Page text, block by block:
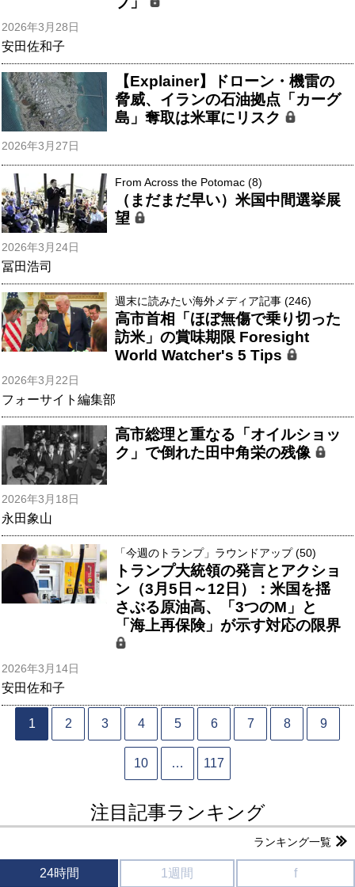
2026年3月28日
安田佐和子
【Explainer】ドローン・機雷の
脅威、イランの石油拠点「カーグ
島」奪取は米軍にリスク
2026年3月27日
From Across the Potomac (8)
（まだまだ早い）米国中間選挙展
望
2026年3月24日
冨田浩司
週末に読みたい海外メディア記事 (246)
高市首相「ほぼ無傷で乗り切った
訪米」の賞味期限 Foresight
World Watcher's 5 Tips
2026年3月22日
フォーサイト編集部
高市総理と重なる「オイルショッ
ク」で倒れた田中角栄の残像
2026年3月18日
永田象山
「今週のトランプ」ラウンドアップ (50)
トランプ大統領の発言とアクショ
ン（3月5日～12日）：米国を揺
さぶる原油高、「3つのM」と
「海上再保険」が示す対応の限界
2026年3月14日
安田佐和子
1 2 3 4 5 6 7 8 9
10 … 117
注目記事ランキング
ランキング一覧
24時間 1週間 f